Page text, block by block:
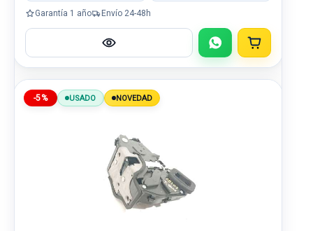
Garantía 1 año Envío 24-48h
-5% USADO NOVEDAD